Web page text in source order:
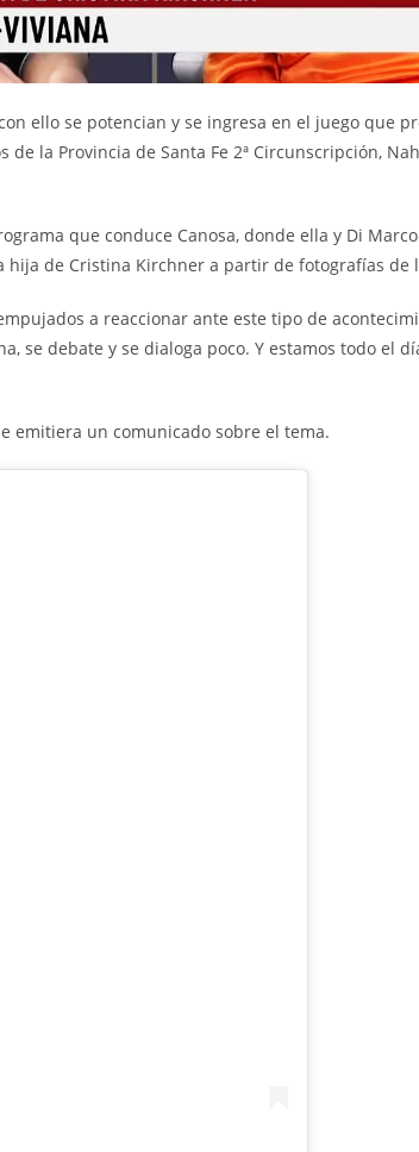
ello se potencian y se ingresa en el juego que
de la Provincia de Santa Fe 2ª Circunscripción,
que conduce Canosa, donde ella y Di
de Cristina Kirchner a partir de fotografías de
a reaccionar ante este tipo de
se debate y se dialoga poco. Y estamos todo el
emitiera un comunicado sobre el tema.